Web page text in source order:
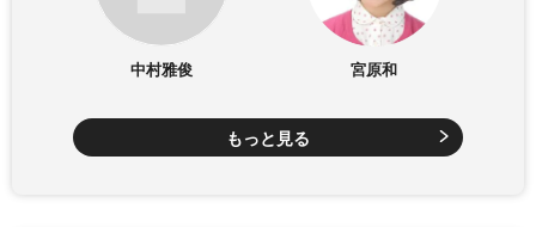
中村雅俊 宮原和
もっと見る